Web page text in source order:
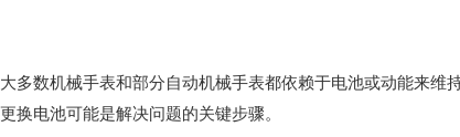
数机械手表和部分自动机械手表都依赖于电池或动能来维持
换电池可能是解决问题的关键步骤。